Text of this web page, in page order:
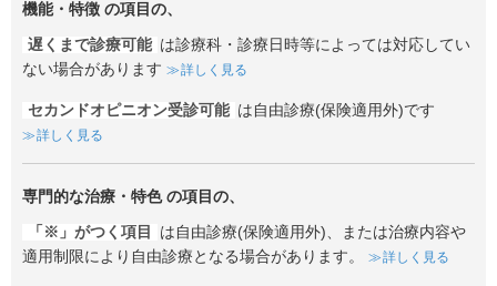
機能・特徴 の項目の、
遅くまで診療可能 は診療科・診療日時等によっては対応してい
ない場合があります
詳しく見る
セカンドオピニオン受診可能 は自由診療(保険適用外)です
詳しく見る
専門的な治療・特色の項目の、
「※」がつく項目
は自由診療(保険適用外)、または治療内容や
適用制限により自由診療となる場合があります。
詳しく見る